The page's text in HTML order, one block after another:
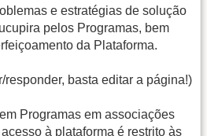
e estratégias de solução
pelos Programas, bem
da Plataforma.
responder, basta editar a página!)
Programas em associações
à plataforma é restrito às